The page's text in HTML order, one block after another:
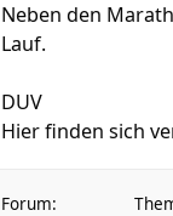
Neben den
Lauf.
DUV
Hier finden sich
Forum: